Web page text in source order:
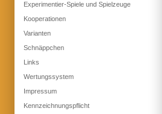
Experimentier-Spiele und Spielzeuge
Kooperationen
Varianten
Schnäppchen
Links
Wertungssystem
Impressum
Kennzeichnungspflicht